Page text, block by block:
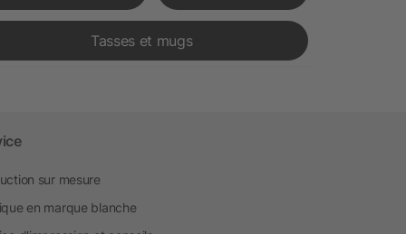
Tasses et mugs
sur mesure
en marque blanche